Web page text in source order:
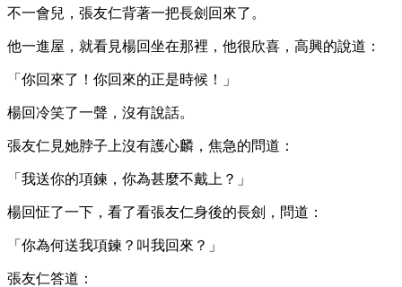
不一會兒，張友仁背著一把長劍回來了。
他一進屋，就看見楊回坐在那裡，他很欣喜，高興的說道：
「你回來了！你回來的正是時候！」
楊回冷笑了一聲，沒有說話。
張友仁見她脖子上沒有護心麟，焦急的問道：
「我送你的項鍊，你為甚麼不戴上？」
楊回怔了一下，看了看張友仁身後的長劍，問道：
「你為何送我項鍊？叫我回來？」
張友仁答道：